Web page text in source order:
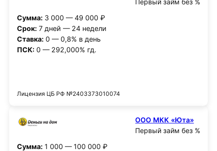
Сумма:3 000 — 49 000 ₽
Срок:7 дней — 24 недели
Ставка:0 — 0,8% в день
ПСК:0 — 292,000% гд.
Лицензия ЦБ РФ №2403373010074
ООО МКК «Юта»
Первый займ без %
Сумма:1 000 — 100 000 ₽